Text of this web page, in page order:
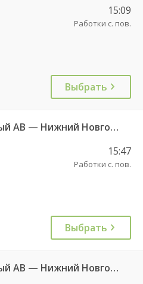
15:09
Работки с. пов.
Выбрать
Чебоксары Центральный АВ — Нижний Новгород Автовокзал «ТПУ Канавинский» 7939
15:47
Работки с. пов.
Выбрать
Чебоксары Центральный АВ — Нижний Новгород АВ Щербинки 9608